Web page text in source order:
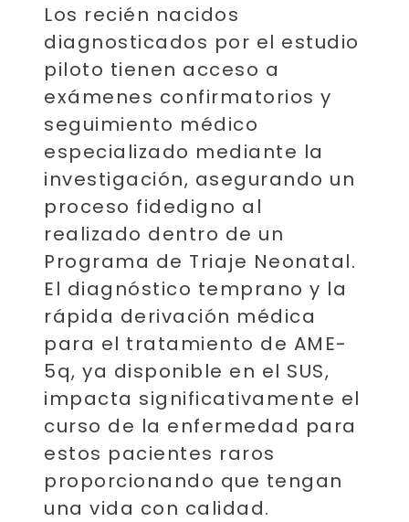
Los recién nacidos
diagnosticados por el estudio
piloto tienen acceso a
exámenes confirmatorios y
seguimiento médico
especializado mediante la
investigación, asegurando un
proceso fidedigno al
realizado dentro de un
Programa de Triaje Neonatal.
El diagnóstico temprano y la
rápida derivación médica
para el tratamiento de AME-
5q, ya disponible en el SUS,
impacta significativamente el
curso de la enfermedad para
estos pacientes raros
proporcionando que tengan
una vida con calidad.